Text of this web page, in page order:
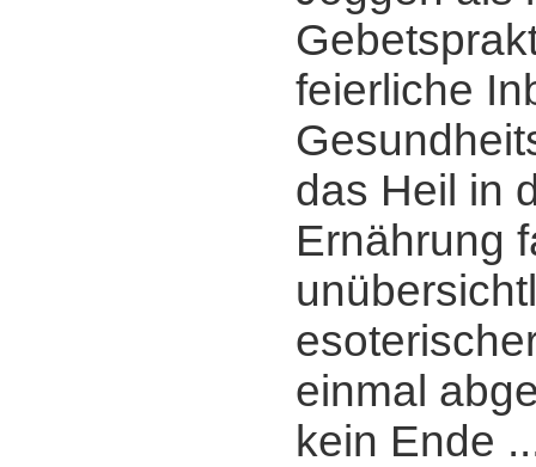
feierliche
das Heil in
Ernährung
einmal
kein Ende